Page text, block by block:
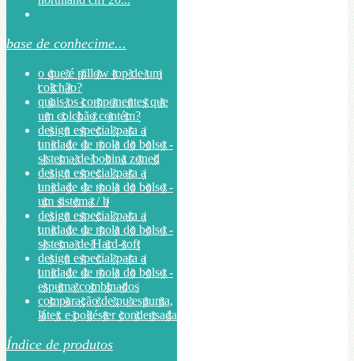
base de conhecime...
o que é pillow top de um
colchão?
quais os componentes que
um colchão contém?
design especial para a
unidade de mola do bolso -
sistema de bobina zoned
design especial para a
unidade de mola do bolso -
um sistema / b
design especial para a
unidade de mola do bolso -
sistema de Hard-soft
design especial para a
unidade de mola do bolso -
espuma combinados
comparação de pu espuma,
látex e poliéster condensada
Índice de produtos